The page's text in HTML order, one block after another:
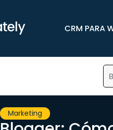
CRM PARA
Marketing